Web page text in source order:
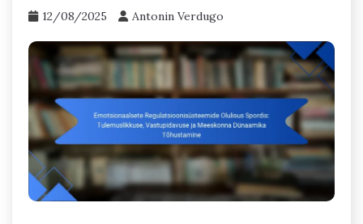
12/08/2025 Antonin Verdugo